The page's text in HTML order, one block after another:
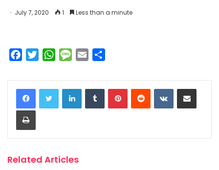
July 7, 2020 1 Less than a minute
c
e
b
o
o
i
t
t
W
a
t
s
M
s
s
a
a
i
a
r
e
LinkedInTumblrPinterestReddit VKontakteShare via Email
Print
Related Articles